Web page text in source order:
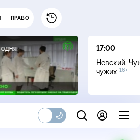
ПРАВО
17:00
Невский.
чужих 16+